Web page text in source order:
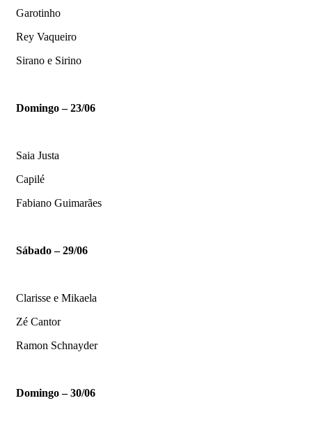
Garotinho
Rey Vaqueiro
Sirano e Sirino
Domingo – 23/06
Saia Justa
Capilé
Fabiano Guimarães
Sábado – 29/06
Clarisse e Mikaela
Zé Cantor
Ramon Schnayder
Domingo – 30/06